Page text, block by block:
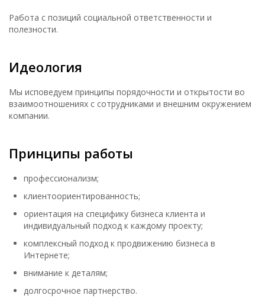
Работа с позиций социальной ответственности и
полезности.
Идеология
Мы исповедуем принципы порядочности и открытости во
взаимоотношениях с сотрудниками и внешним окружением
компании.
Принципы работы
профессионализм;
клиентоориентированность;
ориентация на специфику бизнеса клиента и
индивидуальный подход к каждому проекту;
комплексный подход к продвижению бизнеса в
Интернете;
внимание к деталям;
долгосрочное партнерство.